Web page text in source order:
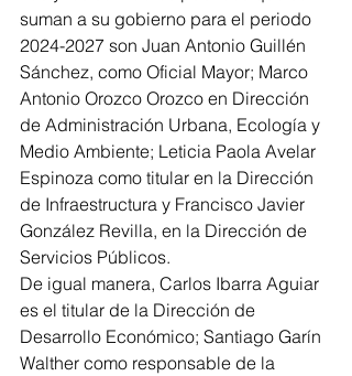
suman a su gobierno para el periodo
2024-2027 son Juan Antonio Guillén
Sánchez, como Oficial Mayor; Marco
Antonio Orozco Orozco en Dirección
de Administración Urbana, Ecología y
Medio Ambiente; Leticia Paola Avelar
Espinoza como titular en la Dirección
de Infraestructura y Francisco Javier
González Revilla, en la Dirección de
Servicios Públicos.
De igual manera, Carlos Ibarra Aguiar
es el titular de la Dirección de
Desarrollo Económico; Santiago Garín
Walther como responsable de la